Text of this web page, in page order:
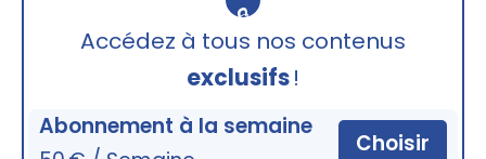
🔒
Accédez à tous nos contenus
exclusifs!
Abonnement à la semaine
Choisir